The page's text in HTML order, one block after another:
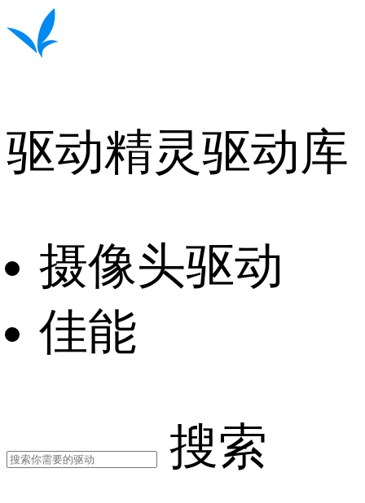
驱动精灵驱动库
摄像头驱动
佳能
搜索